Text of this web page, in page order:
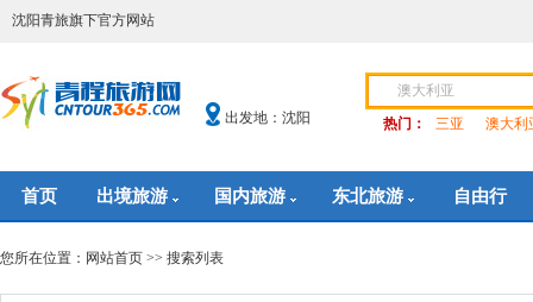
沈阳青旅旗下官方网站
出发地：沈阳 热门： 三亚 澳大利
首页 出境旅游 国内旅游 东北旅游 自由行
您所在位置： 网站首页 >> 搜索列表